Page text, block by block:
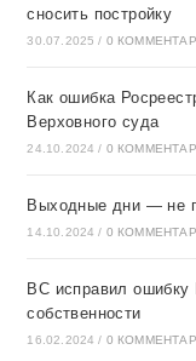
сносить постройку
30.07.2025 / 0
Как ошибка
Верховного суда
24.10.2024 / 0
Выходные дни — не
14.10.2024 / 0
ВС исправил ошибку
собственности
16.02.2024 / 0